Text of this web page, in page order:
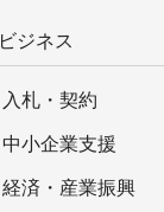
ビジネス
入札・契約
中小企業支援
経済・産業振興